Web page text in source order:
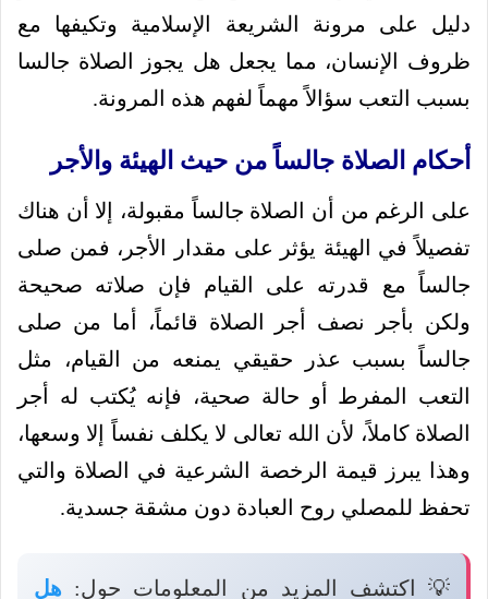
دليل على مرونة الشريعة الإسلامية وتكيفها مع
ظروف الإنسان، مما يجعل هل يجوز الصلاة جالسا
بسبب التعب سؤالاً مهماً لفهم هذه المرونة.
أحكام الصلاة جالساً من حيث الهيئة والأجر
على الرغم من أن الصلاة جالساً مقبولة، إلا أن هناك
تفصيلاً في الهيئة يؤثر على مقدار الأجر، فمن صلى
جالساً مع قدرته على القيام فإن صلاته صحيحة
ولكن بأجر نصف أجر الصلاة قائماً، أما من صلى
جالساً بسبب عذر حقيقي يمنعه من القيام، مثل
التعب المفرط أو حالة صحية، فإنه يُكتب له أجر
الصلاة كاملاً، لأن الله تعالى لا يكلف نفساً إلا وسعها،
وهذا يبرز قيمة الرخصة الشرعية في الصلاة والتي
تحفظ للمصلي روح العبادة دون مشقة جسدية.
💡 اكتشف المزيد من المعلومات حول: هل